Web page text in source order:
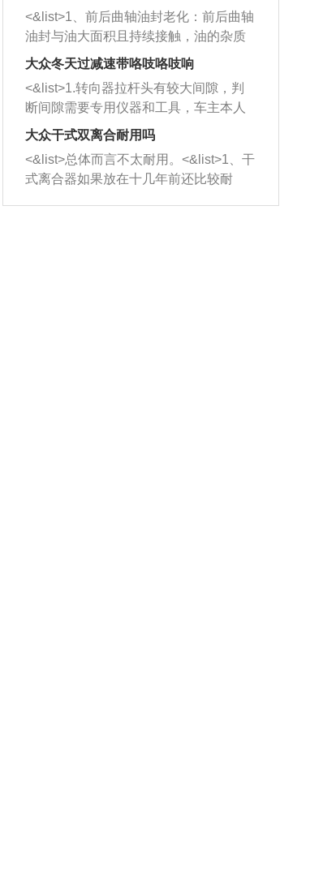
西取出来。但如果是因为积碳过多引起
的堵塞，就需要将三元催化器泡在草酸
洗剂对堵塞的情况得到解决，将清洗剂
放在燃油箱中，与燃油混合后，车辆启
动时，就可以和汽油一起进入到燃烧
室，最后形成废气排出，就可以让三元
催化器得到清洗，排气管堵塞的情况就
能够得到解决。
一圈半的练习，往右同样也要打相同的
圈数。 <&list>3、最后强调要反复练
习，这样就可以形成肌肉记忆，在真实
驾驶车辆时，不需要记忆也能打好方
向。
<&list>1、前后曲轴油封老化：前后曲轴
油封与油大面积且持续接触，油的杂质
和发动机内持续温度变化使其密封效果
逐渐减弱，导致渗油或漏油。<&list>2、
活塞间隙过大：积碳会使活塞环与缸体
的间隙扩大，导致机油流入燃烧室中，
造成烧机油。<&list>3、机油粘度。使用
机油粘度过小的话，同样会有烧机油现
象，机油粘度过小具有很好的流动性，
大众冬天过减速带咯吱咯吱响
<&list>1.转向器拉杆头有较大间隙，判
断间隙需要专用仪器和工具，车主本人
无法制作，需要将车辆送到修理厂或4s
店；<&list>2.车辆半轴套管防尘罩破
裂，破裂后会出现漏油现象，使半轴磨
损严重，磨损的半轴容易损坏，产生异
响；<&list>3.稳定器的转向胶套和球头
大众干式双离合耐用吗
<&list>总体而言不太耐用。<&list>1、干
式离合器如果放在十几年前还比较耐